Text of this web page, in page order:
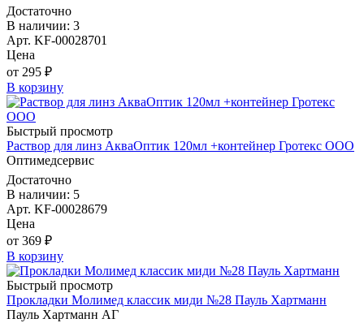
Достаточно
В наличии: 3
Арт. KF-00028701
Цена
от 295 ₽
В корзину
Быстрый просмотр
Раствор для линз АкваОптик 120мл +контейнер Гротекс ООО
Оптимедсервис
Достаточно
В наличии: 5
Арт. KF-00028679
Цена
от 369 ₽
В корзину
Быстрый просмотр
Прокладки Молимед классик миди №28 Пауль Хартманн
Пауль Хартманн AГ